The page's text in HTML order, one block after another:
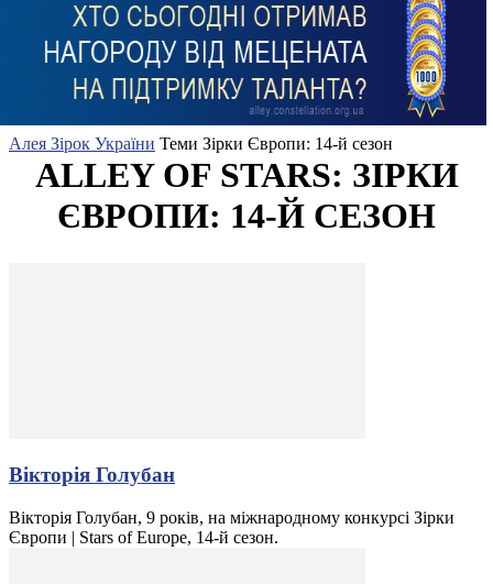
Алея Зірок України Теми Зірки Європи: 14-й сезон
ALLEY OF STARS: ЗІРКИ
ЄВРОПИ: 14-Й СЕЗОН
Вікторія Голубан
Вікторія Голубан, 9 років, на міжнародному конкурсі Зірки
Європи | Stars of Europe, 14-й сезон.